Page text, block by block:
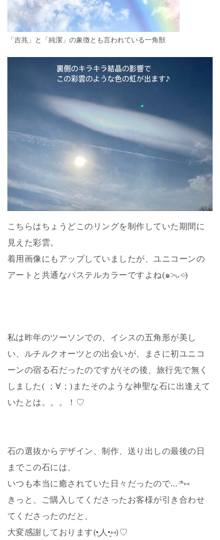
「吉兆」と「純潔」の象徴とも言われている一角獣
こちらはちょうどこのリングを制作していた期間に
見えた彩雲。
着用画像にもアップしていましたが、ユニコーンの
アートと共通なパステルカラーですよね(๑˃̵ᴗ˂̵)
私は昨年のツーソンでの、イシスの五角形が美し
い、ルチルクオーツとの出会いが、まさに初ユニコ
ーンの宿る石だったのですが(その後、旅行先で無く
しました( ；∀；)またそのような神聖な石に出逢えて
いたとは。。。！♡
石の選抜からデザイン、制作、送り出しの最後の日
までこの石には、
いつも本当に癒されていた日々だったので…ᵕ̈*⑅
きっと、ご購入してくださったお客様が引き合わせ
てくださったのだと、
大変感謝しております(•͈人•͈⑅)♡